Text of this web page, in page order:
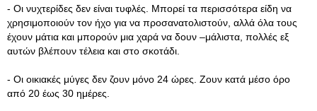
- Οι νυχτερίδες δεν είναι τυφλές. Μπορεί τα περισσότερα είδη να
χρησιμοποιούν τον ήχο για να προσανατολιστούν, αλλά όλα τους
έχουν μάτια και μπορούν μια χαρά να δουν –μάλιστα, πολλές εξ
αυτών βλέπουν τέλεια και στο σκοτάδι.
- Οι οικιακές μύγες δεν ζουν μόνο 24 ώρες. Ζουν κατά μέσο όρο
από 20 έως 30 ημέρες.